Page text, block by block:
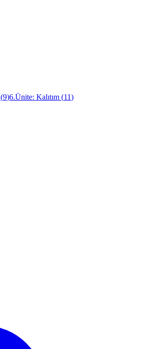
(9)6.Ünite: Kalıtım (11)